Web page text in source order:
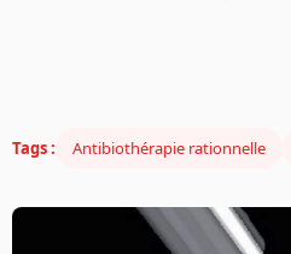
Tags : Antibiothérapie rationnelle